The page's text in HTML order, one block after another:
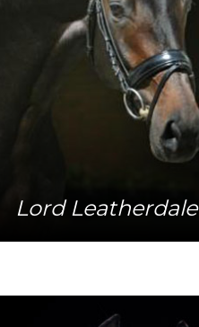
Mehr Info
Lord Leatherdale